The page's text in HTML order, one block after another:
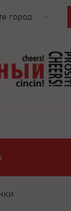
город